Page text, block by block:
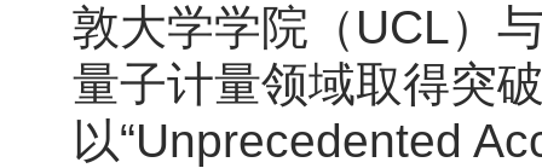
敦大学学院（UCL）
量子计量领域取得突
以“Unprecedented